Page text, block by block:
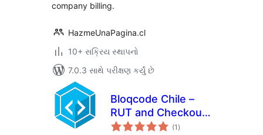
company billing.
HazmeUnaPagina.cl
10+ સક્રિય સ્થાપનો
7.0.3 સાથે પરીક્ષણ કર્યું છે
Bloqcode Chile –
RUT and Checkout
Validation
(1 કુલ
રેટિંગ્સ
)